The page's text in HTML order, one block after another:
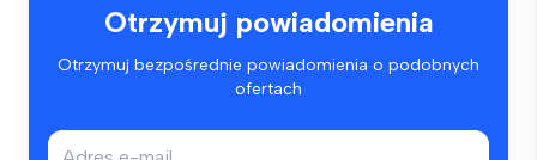
Otrzymuj powiadomienia
Otrzymuj bezpośrednie powiadomienia o podobnych
ofertach